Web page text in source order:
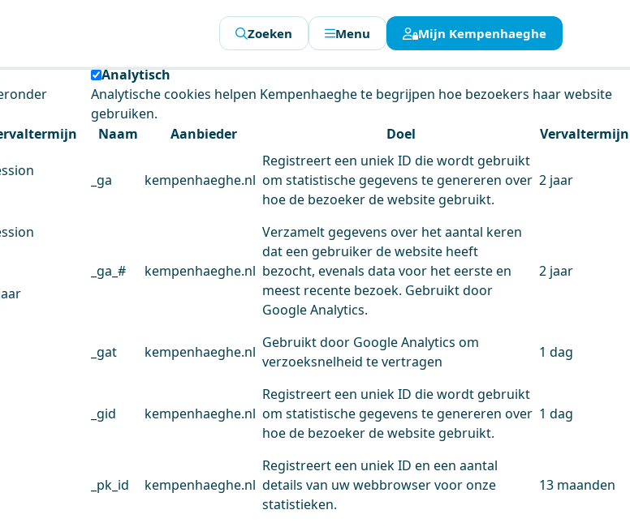
en het gebruiksgemak te verbeteren.
Analytisch
Analytische cookies helpen Kempenhaeghe te begrijpen hoe bezoekers haar website
gebruiken.
Naam
Aanbieder Doel Vervaltermijn
_ga kempenhaeghe.nl
Registreert een uniek ID die wordt gebruikt
om statistische gegevens te genereren over
hoe de bezoeker de website gebruikt.
2 jaar
_ga_# kempenhaeghe.nl
Verzamelt gegevens over het aantal keren
dat een gebruiker de website heeft
bezocht, evenals data voor het eerste en
meest recente bezoek. Gebruikt door
Google Analytics.
2 jaar
_gat kempenhaeghe.nl
Gebruikt door Google Analytics om
verzoeksnelheid te vertragen
1 dag
_gid kempenhaeghe.nl
Registreert een uniek ID die wordt gebruikt
om statistische gegevens te genereren over
hoe de bezoeker de website gebruikt.
1 dag
_pk_id kempenhaeghe.nl
Registreert een uniek ID en een aantal
details van uw webbrowser voor onze
statistieken.
13 maanden
Zoeken Menu Mijn Kempenhaeghe